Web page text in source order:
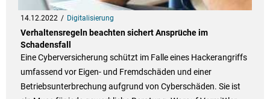
14.12.2022 Digitalisierung
Verhaltensregeln beachten sichert Ansprüche im
Schadensfall
Eine Cyberversicherung schützt im Falle eines Hackerangriffs
umfassend vor Eigen- und Fremdschäden und einer
Betriebsunterbrechung aufgrund von Cyberschäden. Sie ist